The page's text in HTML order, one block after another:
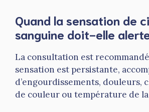
Quand la sensation de
sanguine doit-elle
La consultation est
sensation est persistante,
d’engourdissements, douleurs,
de couleur ou température de la